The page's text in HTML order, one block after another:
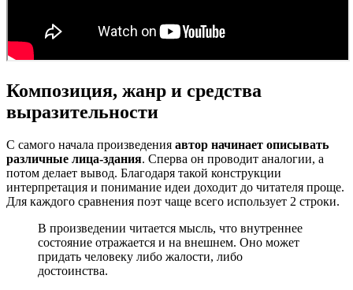
Композиция, жанр и средства
выразительности
С самого начала произведения автор начинает описывать
различные лица-здания. Сперва он проводит аналогии, а
потом делает вывод. Благодаря такой конструкции
интерпретация и понимание идеи доходит до читателя проще.
Для каждого сравнения поэт чаще всего использует 2 строки.
В произведении читается мысль, что внутреннее
состояние отражается и на внешнем. Оно может
придать человеку либо жалости, либо
достоинства.